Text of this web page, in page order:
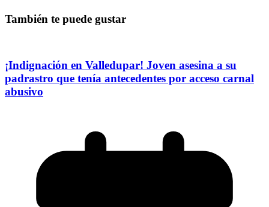
También te puede gustar
¡Indignación en Valledupar! Joven asesina a su
padrastro que tenía antecedentes por acceso carnal
abusivo